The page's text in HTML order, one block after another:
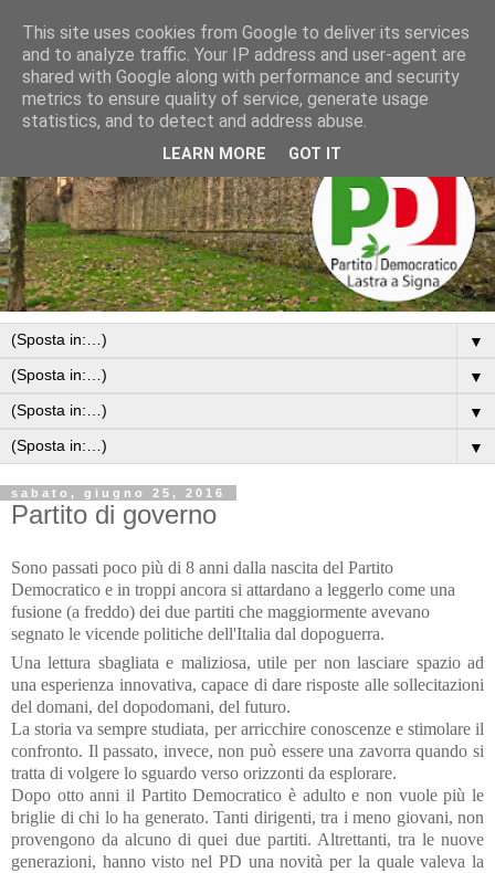
▼
▼
▼
▼
sabato, giugno 25, 2016
Partito di governo
Sono passati poco più di 8 anni dalla nascita del Partito
Democratico e in troppi ancora si attardano a leggerlo come una
fusione (a freddo) dei due partiti che maggiormente avevano
segnato le vicende politiche dell'Italia dal dopoguerra.
Una lettura sbagliata e maliziosa, utile per non lasciare spazio ad
una esperienza innovativa, capace di dare risposte alle sollecitazioni
del domani, del dopodomani, del futuro.
La storia va sempre studiata, per arricchire conoscenze e stimolare il
confronto. Il passato, invece, non può essere una zavorra quando si
tratta di volgere lo sguardo verso orizzonti da esplorare.
Dopo otto anni il Partito Democratico è adulto e non vuole più le
briglie di chi lo ha generato. Tanti dirigenti, tra i meno giovani, non
provengono da alcuno di quei due partiti. Altrettanti, tra le nuove
generazioni, hanno visto nel PD una novità per la quale valeva la
This site uses cookies from Google to deliver its services
and to analyze traffic. Your IP address and user-agent are
shared with Google along with performance and security
metrics to ensure quality of service, generate usage
statistics, and to detect and address abuse.
LEARN MORE GOT IT